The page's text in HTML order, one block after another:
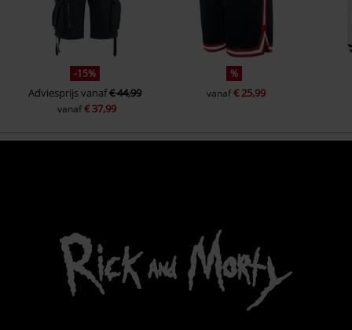
-15%
Adviesprijsvanaf€ 44,99
vanaf€ 37,99
%
vanaf€ 25,99